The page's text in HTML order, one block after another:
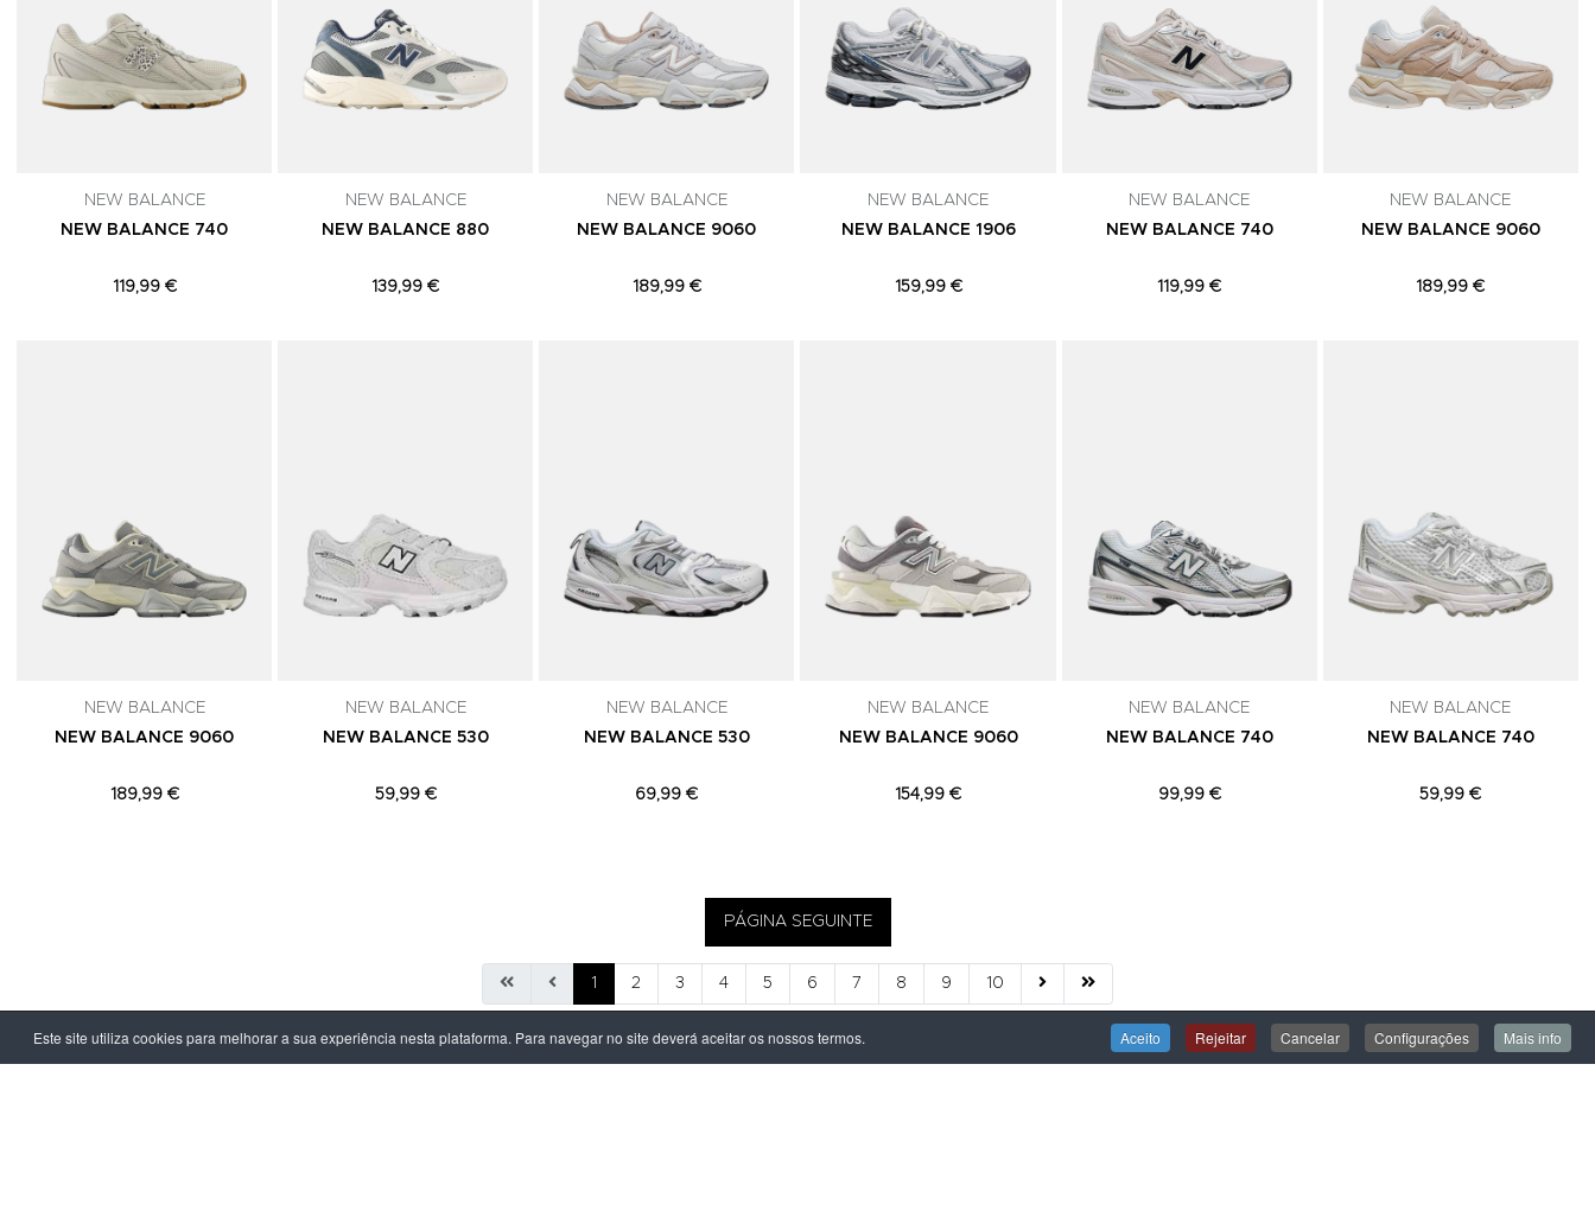
NEW BALANCE
NEW BALANCE 740
119,99 €
NEW BALANCE
NEW BALANCE 880
139,99 €
NEW BALANCE
NEW BALANCE 9060
189,99 €
NEW BALANCE
NEW BALANCE 1906
159,99 €
NEW BALANCE
NEW BALANCE 740
119,99 €
NEW BALANCE
NEW BALANCE 9060
189,99 €
NEW BALANCE
NEW BALANCE 9060
189,99 €
NEW BALANCE
NEW BALANCE 530
59,99 €
NEW BALANCE
NEW BALANCE 530
69,99 €
NEW BALANCE
NEW BALANCE 9060
154,99 €
NEW BALANCE
NEW BALANCE 740
99,99 €
NEW BALANCE
NEW BALANCE 740
59,99 €
PÁGINA SEGUINTE
1 2 3 4 5 6 7 8 9 10
Este site utiliza cookies para melhorar a sua experiência nesta plataforma. Para navegar no site deverá aceitar os nossos termos. Aceito Rejeitar Cancelar Configurações Mais info